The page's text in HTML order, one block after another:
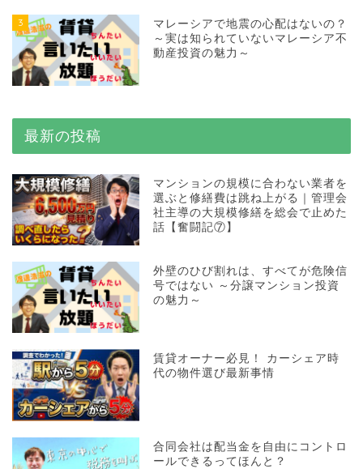
3
マレーシアで地震の心配はないの？
～実は知られていないマレーシア不
動産投資の魅力～
最新の投稿
マンションの規模に合わない業者を
選ぶと修繕費は跳ね上がる｜管理会
社主導の大規模修繕を総会で止めた
話【奮闘記⑦】
外壁のひび割れは、すべてが危険信
号ではない ～分譲マンション投資
の魅力～
賃貸オーナー必見！ カーシェア時
代の物件選び最新事情
合同会社は配当金を自由にコントロ
ールできるってほんと？